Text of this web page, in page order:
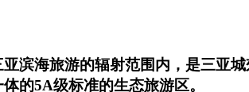
滨海旅游的辐射范围内，是三亚
的5A级标准的生态旅游区。